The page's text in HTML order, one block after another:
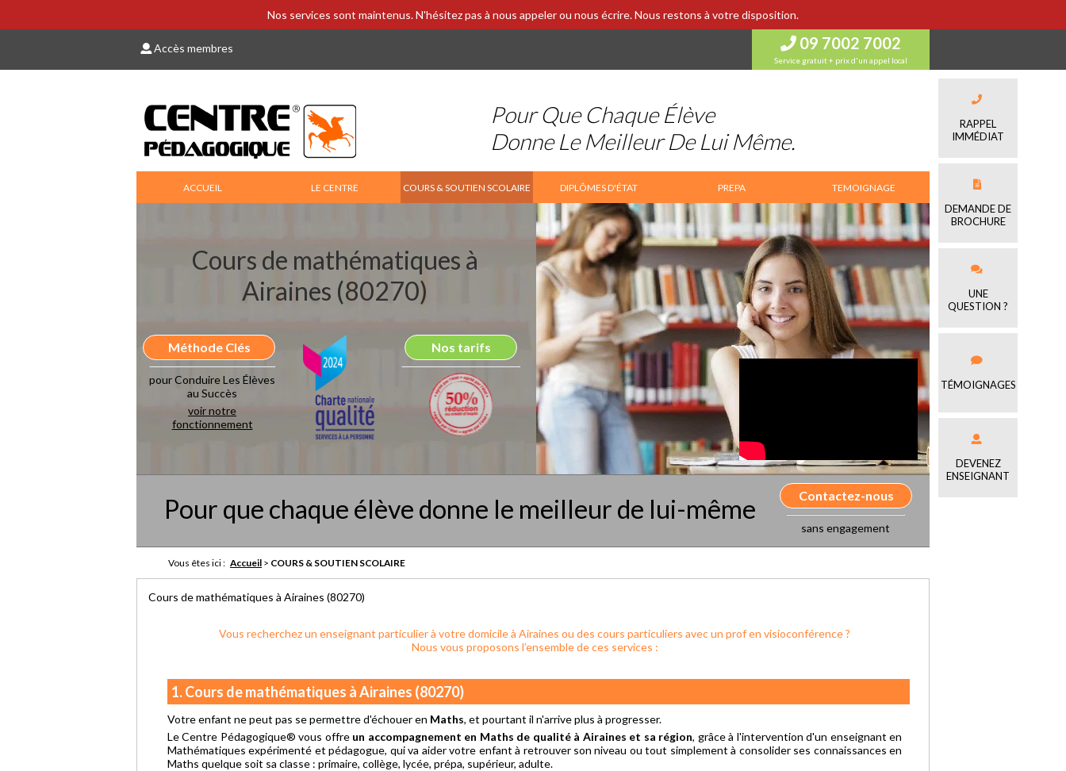
Nos services sont maintenus. N'hésitez pas à nous appeler ou nous écrire. Nous restons à votre disposition.
Accès membres 09 7002 7002
Service gratuit + prix d'un appel local
Pour Que Chaque Élève
Donne Le Meilleur De Lui Même.
ACCUEIL LE CENTRE COURS & SOUTIEN SCOLAIRE DIPLÔMES D'ÉTAT PREPA TEMOIGNAGE
RAPPEL
IMMÉDIAT
DEMANDE DE
BROCHURE
UNE
QUESTION ?
TÉMOIGNAGES
DEVENEZ
ENSEIGNANT
Cours de mathématiques à
Airaines (80270)
Méthode Clés
pour Conduire Les Élèves
au Succès
voir notre
fonctionnement
Nos tarifs
Pour que chaque élève donne le meilleur de lui-même Contactez-nous
sans engagement
Vous êtes ici : Accueil > COURS & SOUTIEN SCOLAIRE
Cours de mathématiques à Airaines (80270)
Vous recherchez un enseignant particulier à votre domicile à Airaines ou des cours particuliers avec un prof en visioconférence ?
Nous vous proposons l’ensemble de ces services :
1. Cours de mathématiques à Airaines (80270)
Votre enfant ne peut pas se permettre d'échouer en Maths, et pourtant il n'arrive plus à progresser.
Le Centre Pédagogique® vous offre un accompagnement en Maths de qualité à Airaines et sa région, grâce à l'intervention d'un enseignant en
Mathématiques expérimenté et pédagogue, qui va aider votre enfant à retrouver son niveau ou tout simplement à consolider ses connaissances en
Maths quelque soit sa classe : primaire, collège, lycée, prépa, supérieur, adulte.